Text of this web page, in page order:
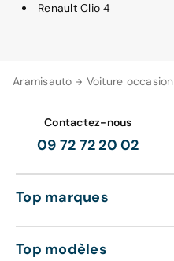
Aramisauto Voiture occasion
Renault Clio 4
Contactez-nous
09 72 72 20 02
Top marques
Top modèles